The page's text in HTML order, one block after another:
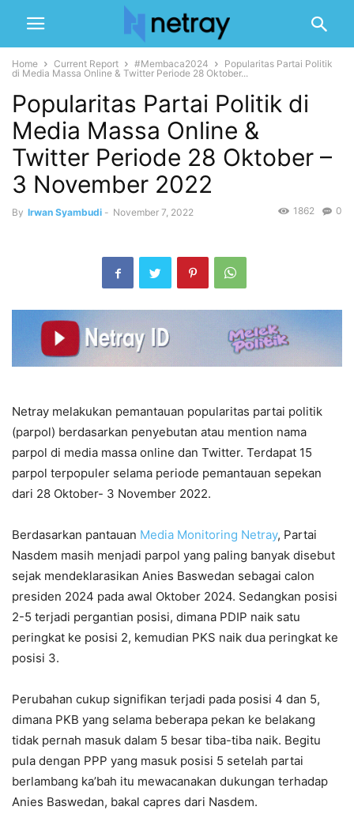
Home Current Report #Membaca2024
Popularitas Partai Politik
di Media Massa Online & Twitter Periode 28 Oktober...
Popularitas Partai Politik di
Media Massa Online &
Twitter Periode 28 Oktober –
3 November 2022
By Irwan Syambudi - November 7, 2022 0
1862
Netray melakukan pemantauan popularitas partai politik
(parpol) berdasarkan penyebutan atau mention nama
parpol di media massa online dan Twitter. Terdapat 15
parpol terpopuler selama periode pemantauan sepekan
dari 28 Oktober- 3 November 2022.
Berdasarkan pantauan Media Monitoring Netray, Partai
Nasdem masih menjadi parpol yang paling banyak disebut
sejak mendeklarasikan Anies Baswedan sebagai calon
presiden 2024 pada awal Oktober 2024. Sedangkan posisi
2-5 terjadi pergantian posisi, dimana PDIP naik satu
peringkat ke posisi 2, kemudian PKS naik dua peringkat ke
posisi 3.
Perubahan cukup signifikan terjadi pada posisi 4 dan 5,
dimana PKB yang selama beberapa pekan ke belakang
tidak pernah masuk dalam 5 besar tiba-tiba naik. Begitu
pula dengan PPP yang masuk posisi 5 setelah partai
berlambang ka’bah itu mewacanakan dukungan terhadap
Anies Baswedan, bakal capres dari Nasdem.